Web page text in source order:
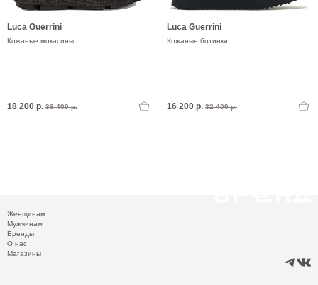
Luca Guerrini
Кожаные мокасины
18 200 р. 36 400 р.
Luca Guerrini
Кожаные ботинки
16 200 р. 32 400 р.
Женщинам
Мужчинам
Бренды
О нас
Магазины